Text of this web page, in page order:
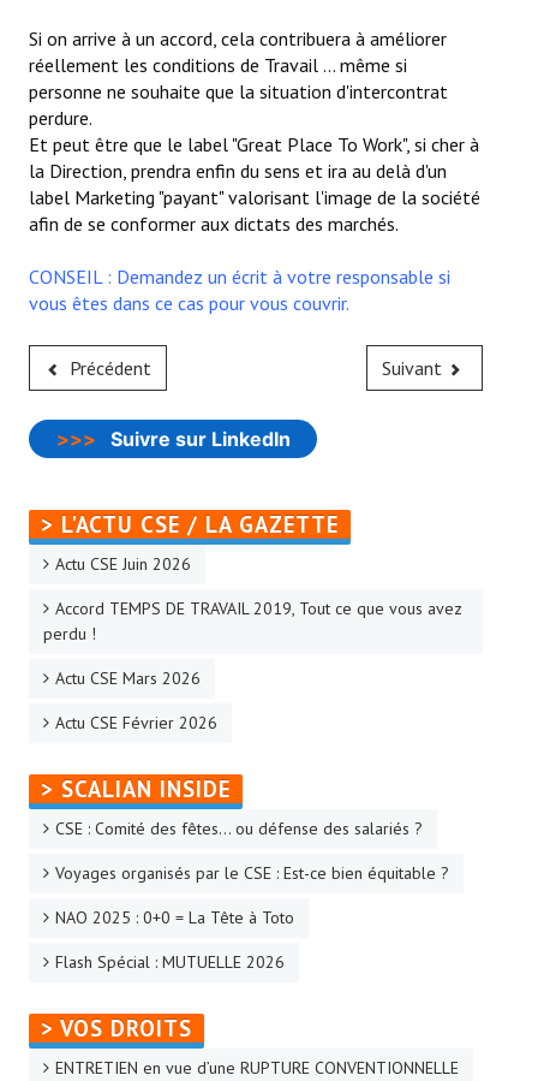
Si on arrive à un accord, cela contribuera à améliorer
réellement les conditions de Travail ... même si
personne ne souhaite que la situation d'intercontrat
perdure.
Et peut être que le label "Great Place To Work", si cher à
la Direction, prendra enfin du sens et ira au delà d'un
label Marketing "payant" valorisant l'image de la société
afin de se conformer aux dictats des marchés.
CONSEIL : Demandez un écrit à votre responsable si
vous êtes dans ce cas pour vous couvrir.
Précédent Suivant
>>> Suivre sur LinkedIn
> L'ACTU CSE / LA GAZETTE
Actu CSE Juin 2026
Accord TEMPS DE TRAVAIL 2019, Tout ce que vous avez
perdu !
Actu CSE Mars 2026
Actu CSE Février 2026
> SCALIAN INSIDE
CSE : Comité des fêtes… ou défense des salariés ?
Voyages organisés par le CSE : Est-ce bien équitable ?
NAO 2025 : 0+0 = La Tête à Toto
Flash Spécial : MUTUELLE 2026
> VOS DROITS
ENTRETIEN en vue d’une RUPTURE CONVENTIONNELLE